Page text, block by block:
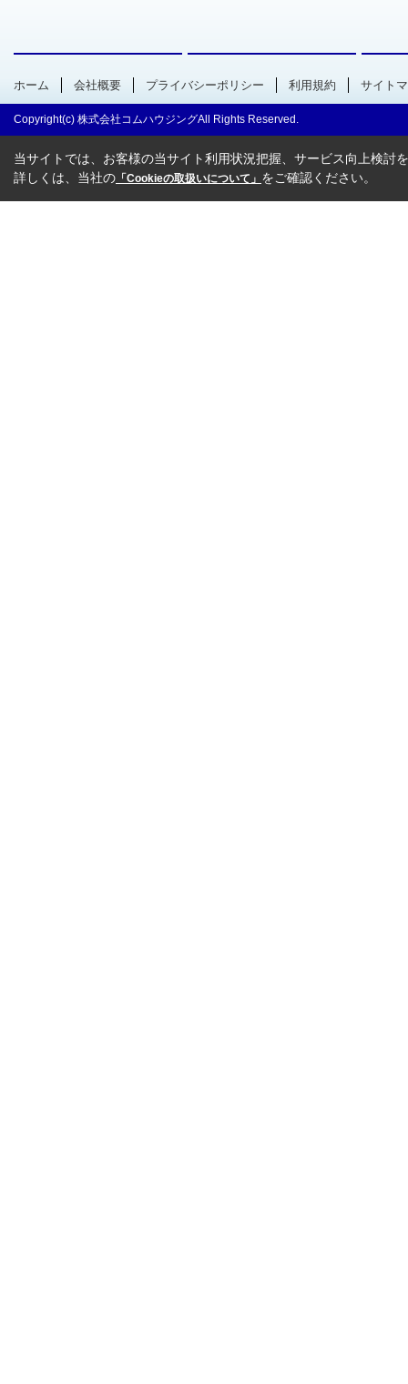
ホーム 会社概要 プライバシーポリシー 利用規約 サイト
Copyright(c) 株式会社コムハウジングAll Rights Reserved.
当サイトでは、お客様の当サイト利用状況把握、サービス向上検討
詳しくは、当社の 「Cookieの取扱いについて」 をご確認ください。